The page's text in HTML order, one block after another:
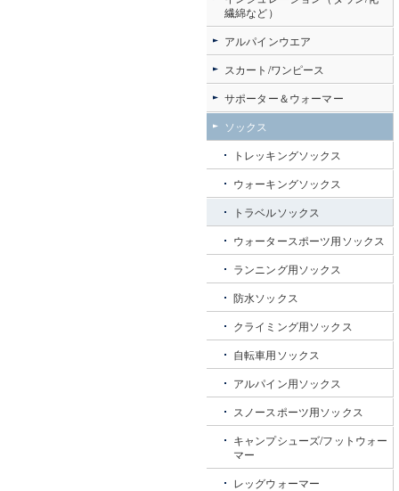
繊綿など）
アルパインウエア
スカート/ワンピース
サポーター＆ウォーマー
ソックス
トレッキングソックス
ウォーキングソックス
トラベルソックス
ウォータースポーツ用ソックス
ランニング用ソックス
防水ソックス
クライミング用ソックス
自転車用ソックス
アルパイン用ソックス
スノースポーツ用ソックス
キャンプシューズ/フットウォー
マー
レッグウォーマー